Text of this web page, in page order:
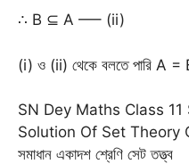
∴ B ⊆ A —– (ii)
(i) ও (ii) থেকে বলতে পারি A =
SN Dey Maths Class
Solution Of Set Theory Of
সমাধান একাদশ শ্রেণি সেট তত্ত্ব